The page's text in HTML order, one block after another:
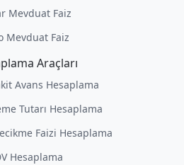
Mevduat Faiz
Mevduat Faiz
Araçları
Avans Hesaplama
Tutarı Hesaplama
Faizi Hesaplama
Hesaplama